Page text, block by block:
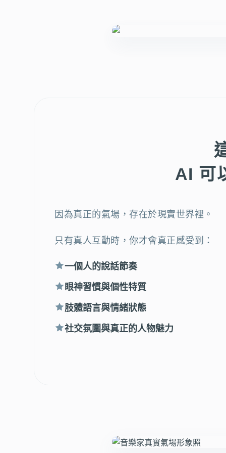
AI 可
因為真正的氣場，存在於現實世界裡。
只有真人互動時，你才會真正感受到：
一個人的說話節奏
眼神習慣與個性特質
肢體語言與情緒狀態
社交氛圍與真正的人物魅力